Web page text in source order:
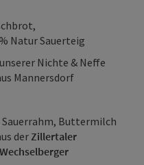
Natur Sauerteig
Nichte & Neffe
Mannersdorf
Buttermilch
der Zillertaler